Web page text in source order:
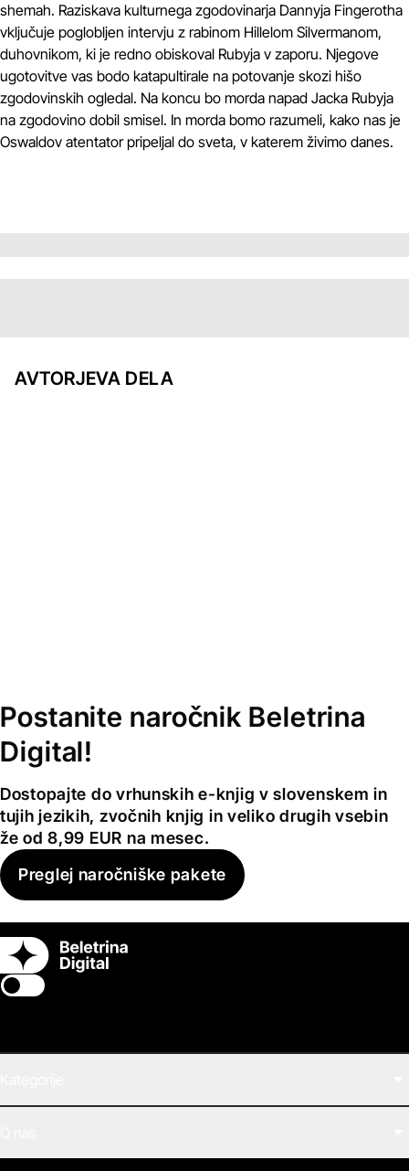
shemah. Raziskava kulturnega zgodovinarja Dannyja Fingerotha
vključuje poglobljen intervju z rabinom Hillelom Silvermanom,
duhovnikom, ki je redno obiskoval Rubyja v zaporu. Njegove
ugotovitve vas bodo katapultirale na potovanje skozi hišo
zgodovinskih ogledal. Na koncu bo morda napad Jacka Rubyja
na zgodovino dobil smisel. In morda bomo razumeli, kako nas je
Oswaldov atentator pripeljal do sveta, v katerem živimo danes.
AVTORJEVA DELA
Postanite naročnik Beletrina
Digital!
Dostopajte do vrhunskih e-knjig v slovenskem in
tujih jezikih, zvočnih knjig in veliko drugih vsebin
že od 8,99 EUR na mesec.
Preglej naročniške pakete
Switch theme
Zvočne knjige